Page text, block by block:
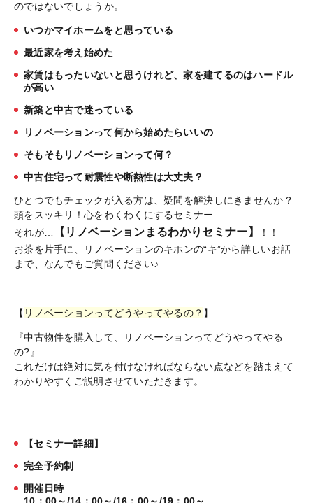
のではないでしょうか。
いつかマイホームをと思っている
最近家を考え始めた
家賃はもったいないと思うけれど、家を建てるのはハードル
が高い
新築と中古で迷っている
リノベーションって何から始めたらいいの
そもそもリノベーションって何？
中古住宅って耐震性や断熱性は大丈夫？
ひとつでもチェックが入る方は、疑問を解決しにきませんか？
頭をスッキリ！心をわくわくにするセミナー
それが…
【リノベーションまるわかりセミナー】
！！
お茶を片手に、リノベーションのキホンの“キ”から詳しいお話
まで、なんでもご質問ください♪
【 リノベーションってどうやってやるの？ 】
『中古物件を購入して、リノベーションってどうやってやる
の?』
これだけは絶対に気を付けなければならない点などを踏まえて
わかりやすくご説明させていただきます。
【セミナー詳細】
完全予約制
開催日時